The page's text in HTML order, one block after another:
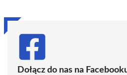
Dołącz do nas na